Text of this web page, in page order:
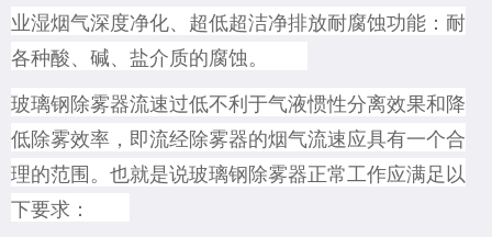
业湿烟气深度净化、超低超洁净排放耐腐蚀功能：耐
各种酸、碱、盐介质的腐蚀。
玻璃钢除雾器流速过低不利于气液惯性分离效果和降
低除雾效率，即流经除雾器的烟气流速应具有一个合
理的范围。也就是说玻璃钢除雾器正常工作应满足以
下要求：